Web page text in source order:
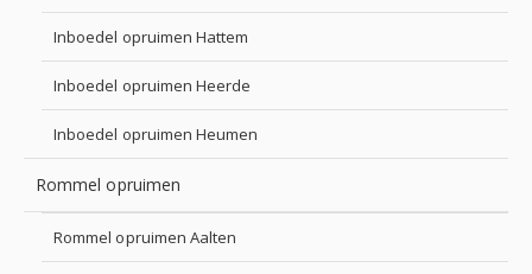
Inboedel opruimen Hattem
Inboedel opruimen Heerde
Inboedel opruimen Heumen
Rommel opruimen
Rommel opruimen Aalten